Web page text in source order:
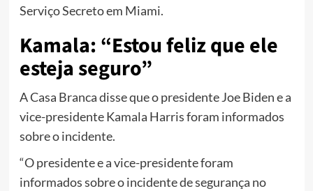
Serviço Secreto em Miami.
Kamala: “Estou feliz que ele
esteja seguro”
A Casa Branca disse que o presidente Joe Biden e a
vice-presidente Kamala Harris foram informados
sobre o incidente.
“O presidente e a vice-presidente foram
informados sobre o incidente de segurança no